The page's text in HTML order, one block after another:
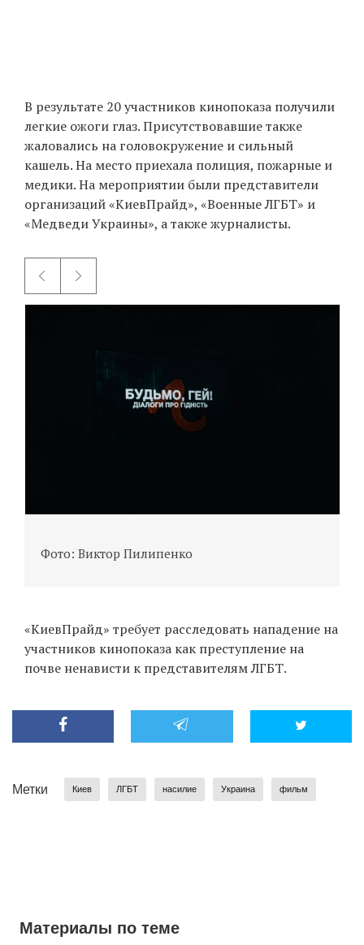
В результате 20 участников кинопоказа получили
легкие ожоги глаз. Присутствовавшие также
жаловались на головокружение и сильный
кашель. На место приехала полиция, пожарные и
медики. На мероприятии были представители
организаций «КиевПрайд», «Военные ЛГБТ» и
«Медведи Украины», а также журналисты.
Фото: Виктор Пилипенко
«КиевПрайд» требует расследовать нападение на
участников кинопоказа как преступление на
почве ненависти к представителям ЛГБТ.
Метки Киев ЛГБТ насилие Украина фильм
Материалы по теме